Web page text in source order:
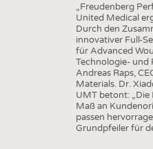
PUBLIKATIONEN
„Freudenberg
United Medical
Durch den
innovativer Full-
für Advanced
Technologie- und
Andreas Raps,
Materials. Dr.
UMT betont:
Maß an
passen
Grundpfeiler für